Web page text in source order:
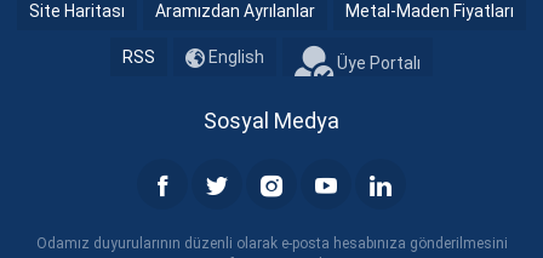
Site Haritası Aramızdan Ayrılanlar Metal-Maden Fiyatları
RSS English Üye Portalı
Sosyal Medya
Odamız duyurularının düzenli olarak e-posta hesabınıza gönderilmesini